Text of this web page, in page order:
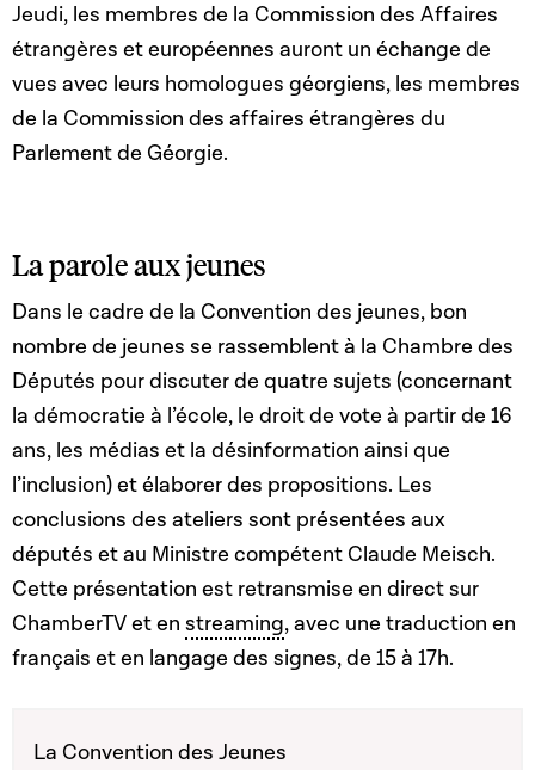
Jeudi, les membres de la Commission des Affaires
étrangères et européennes auront un échange de
vues avec leurs homologues géorgiens, les membres
de la Commission des affaires étrangères du
Parlement de Géorgie.
La parole aux jeunes
Dans le cadre de la Convention des jeunes, bon
nombre de jeunes se rassemblent à la Chambre des
Députés pour discuter de quatre sujets (concernant
la démocratie à l’école, le droit de vote à partir de 16
ans, les médias et la désinformation ainsi que
l’inclusion) et élaborer des propositions. Les
conclusions des ateliers sont présentées aux
députés et au Ministre compétent Claude Meisch.
Cette présentation est retransmise en direct sur
ChamberTV et en streaming, avec une traduction en
français et en langage des signes, de 15 à 17h.
La Convention des Jeunes